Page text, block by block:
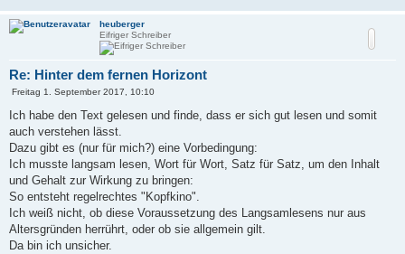
heuberger
Eifriger Schreiber
Re: Hinter dem fernen Horizont
B
r
a
Freitag 1. September 2017, 10:10
Ich habe den Text gelesen und finde, dass er sich gut lesen und somit
auch verstehen lässt.
Dazu gibt es (nur für mich?) eine Vorbedingung:
Ich musste langsam lesen, Wort für Wort, Satz für Satz, um den Inhalt
und Gehalt zur Wirkung zu bringen:
So entsteht regelrechtes "Kopfkino".
Ich weiß nicht, ob diese Voraussetzung des Langsamlesens nur aus
Altersgründen herrührt, oder ob sie allgemein gilt.
Da bin ich unsicher.